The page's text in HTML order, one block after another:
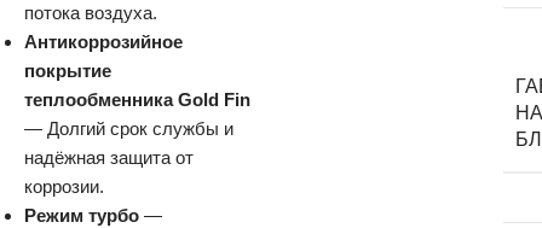
потока воздуха.
Антикоррозийное
покрытие
теплообменника Gold Fin
— Долгий срок службы и
надёжная защита от
коррозии.
Режим турбо —